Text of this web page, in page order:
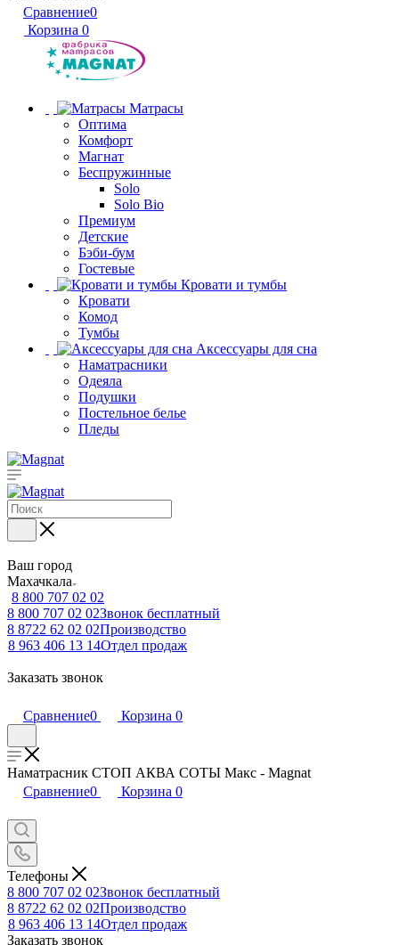
Сравнение0
Корзина 0
Матрасы
Оптима
Комфорт
Магнат
Беспружинные
Solo
Solo Bio
Премиум
Детские
Бэби-бум
Гостевые
Кровати и тумбы
Кровати
Комод
Тумбы
Аксессуары для сна
Наматрасники
Одеяла
Подушки
Постельное белье
Пледы
Ваш город
Махачкала
8 800 707 02 02
8 800 707 02 02Звонок бесплатный
8 8722 62 02 02Производство
8 963 406 13 14Отдел продаж
Заказать звонок
Сравнение0 Корзина 0
Наматрасник СТОП АКВА СОТЫ Макс - Magnat
Сравнение0 Корзина 0
Телефоны
8 800 707 02 02Звонок бесплатный
8 8722 62 02 02Производство
8 963 406 13 14Отдел продаж
Заказать звонок